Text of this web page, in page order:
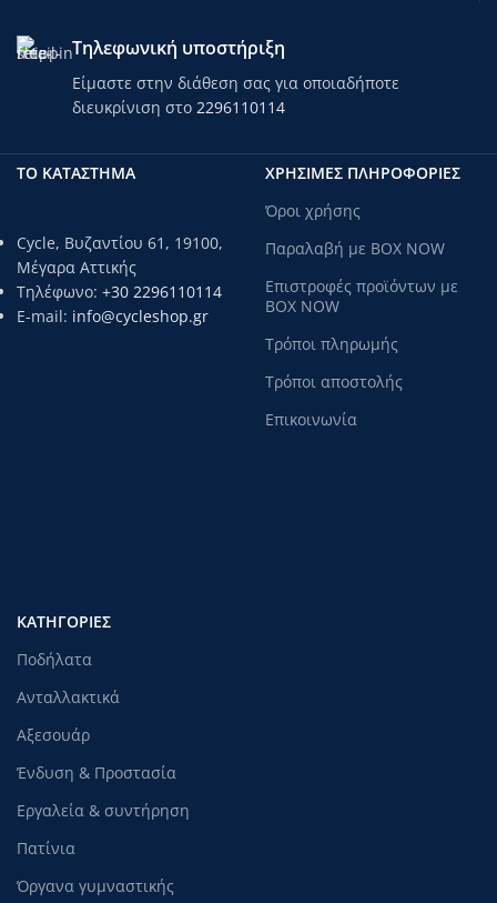
Τηλεφωνική υποστήριξη
Είμαστε στην διάθεση σας για οποιαδήποτε
διευκρίνιση στο 2296110114
ΤΟ ΚΑΤΑΣΤΗΜΑ
Cycle, Βυζαντίου 61, 19100,
Μέγαρα Αττικής
Τηλέφωνο: +30 2296110114
E-mail: info@cycleshop.gr
ΧΡΗΣΙΜΕΣ ΠΛΗΡΟΦΟΡΙΕΣ
Όροι χρήσης
Παραλαβή με BOX NOW
Επιστροφές προϊόντων με
BOX NOW
Τρόποι πληρωμής
Τρόποι αποστολής
Επικοινωνία
ΚΑΤΗΓΟΡΊΕΣ
Ποδήλατα
Ανταλλακτικά
Αξεσουάρ
Ένδυση & Προστασία
Εργαλεία & συντήρηση
Πατίνια
Όργανα γυμναστικής